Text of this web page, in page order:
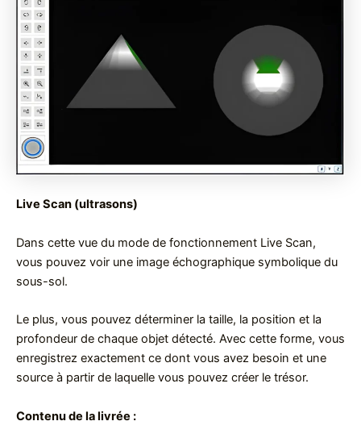
Live Scan (ultrasons)
Dans cette vue du mode de fonctionnement Live Scan,
vous pouvez voir une image échographique symbolique du
sous-sol.
Le plus, vous pouvez déterminer la taille, la position et la
profondeur de chaque objet détecté. Avec cette forme, vous
enregistrez exactement ce dont vous avez besoin et une
source à partir de laquelle vous pouvez créer le trésor.
Contenu de la livrée :